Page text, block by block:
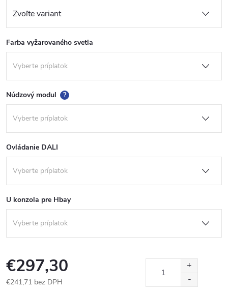
Farba vyžarovaného svetla
Núdzový modul ?
Ovládanie DALI
U konzola pre Hbay
€297,30
€241,71 bez DPH